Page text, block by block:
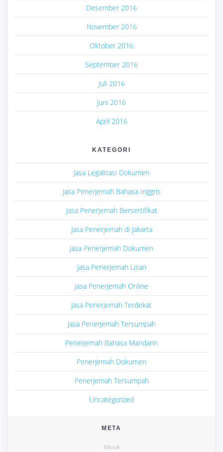
Desember 2016
November 2016
Oktober 2016
September 2016
Juli 2016
Juni 2016
April 2016
KATEGORI
Jasa Legalisasi Dokumen
Jasa Penerjemah Bahasa Inggris
Jasa Penerjemah Bersertifikat
Jasa Penerjemah di Jakarta
Jasa Penerjemah Dokumen
Jasa Penerjemah Lisan
Jasa Penerjemah Online
Jasa Penerjemah Terdekat
Jasa Penerjemah Tersumpah
Penerjemah Bahasa Mandarin
Penerjemah Dokumen
Penerjemah Tersumpah
Uncategorized
META
Masuk